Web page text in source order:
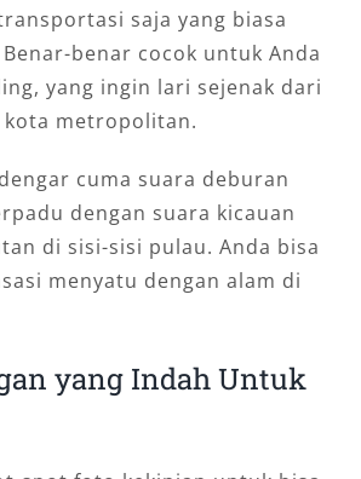
saja yang biasa
benar cocok untuk Anda
yang ingin lari sejenak dari
metropolitan.
cuma suara deburan
dengan suara kicauan
di sisi-sisi pulau. Anda bisa
menyatu dengan alam di
yang Indah Untuk